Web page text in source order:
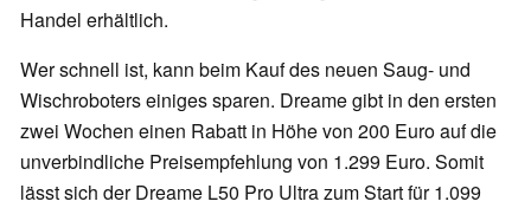
Handel erhältlich.
Wer schnell ist, kann beim Kauf des neuen Saug- und
Wischroboters einiges sparen. Dreame gibt in den ersten
zwei Wochen einen Rabatt in Höhe von 200 Euro auf die
unverbindliche Preisempfehlung von 1.299 Euro. Somit
lässt sich der Dreame L50 Pro Ultra zum Start für 1.099